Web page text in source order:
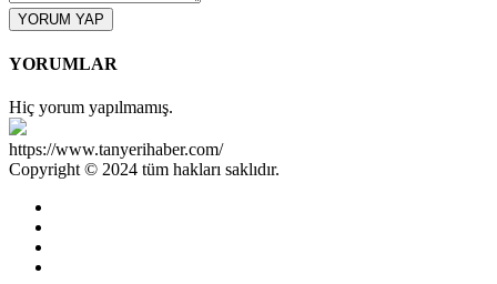
YORUM YAP
YORUMLAR
Hiç yorum yapılmamış.
https://www.tanyerihaber.com/
Copyright © 2024 tüm hakları saklıdır.